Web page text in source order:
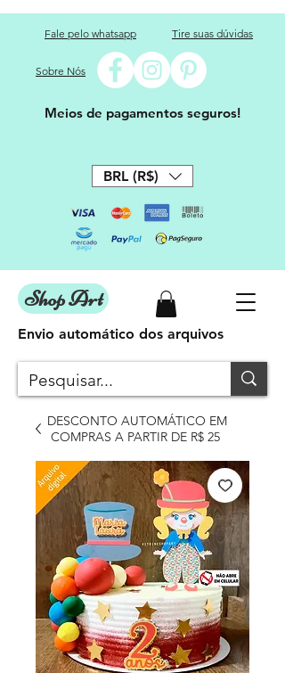
Fale pelo whatsapp Tire suas dúvidas
Sobre Nós
Meios de pagamentos seguros!
BRL (R$)
Shop Art
DESCONTO AUTOMÁTICO EM
COMPRAS A PARTIR DE R$ 25
Envio automático dos arquivos